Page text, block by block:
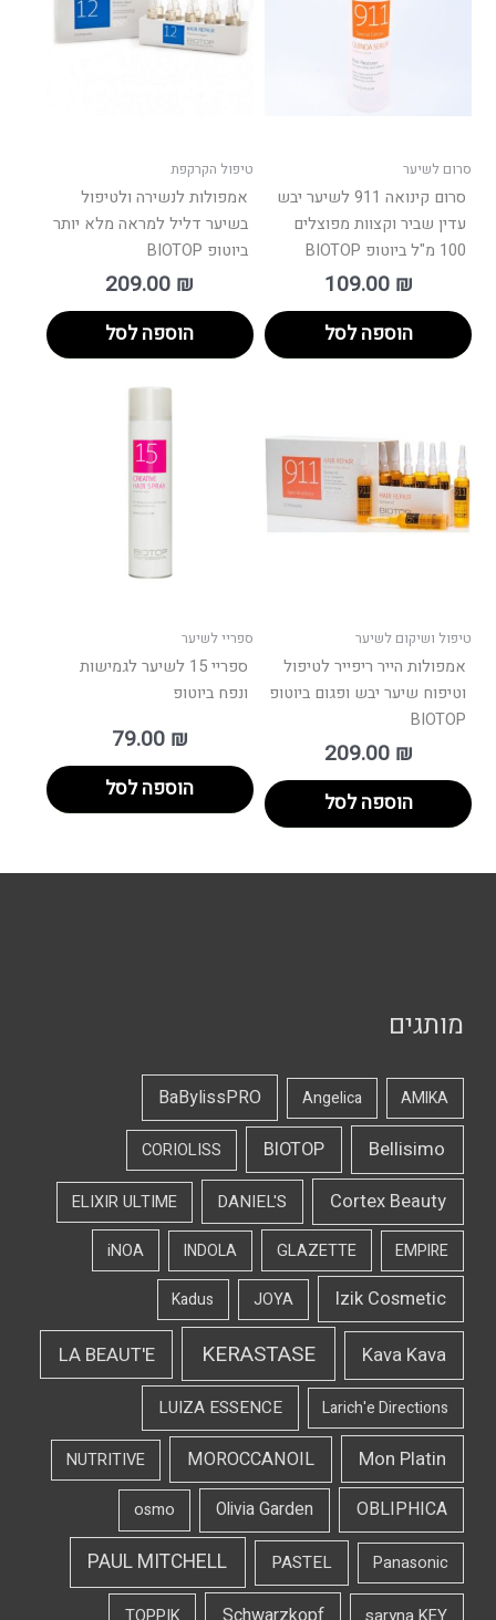
סרום לשיער
סרום קינואה 911 לשיער יבש
עדין שביר וקצוות מפוצלים
100 מ"ל ביוטופ BIOTOP
109.00 ₪
הוספה לסל
טיפול הקרקפת
אמפולות לנשירה ולטיפול
בשיער דליל למראה מלא יותר
ביוטופ BIOTOP
209.00 ₪
הוספה לסל
טיפול ושיקום לשיער
אמפולות הייר ריפייר לטיפול
וטיפוח שיער יבש ופגום ביוטופ
BIOTOP
209.00 ₪
הוספה לסל
ספריי לשיער
ספריי 15 לשיער לגמישות
ונפח ביוטופ
79.00 ₪
הוספה לסל
מותגים
AMIKA
Angelica
BaBylissPRO
Bellisimo
BIOTOP
CORIOLISS
Cortex Beauty
DANIEL'S
ELIXIR ULTIME
EMPIRE
GLAZETTE
INDOLA
iNOA
Izik Cosmetic
JOYA
Kadus
Kava Kava
KERASTASE
LA BEAUT'E
Larich'e Directions
LUIZA ESSENCE
Mon Platin
MOROCCANOIL
NUTRITIVE
OBLIPHICA
Olivia Garden
osmo
Panasonic
PASTEL
PAUL MITCHELL